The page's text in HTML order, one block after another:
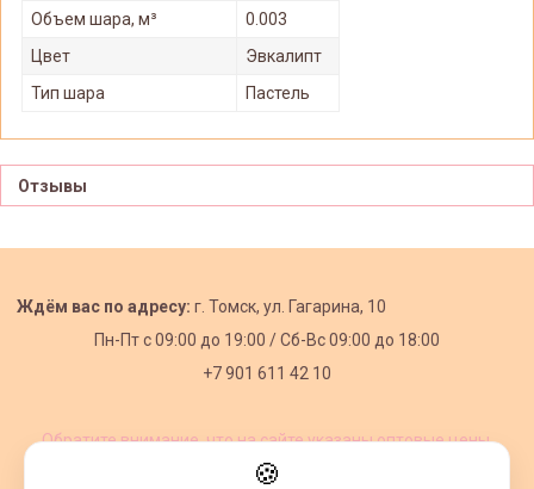
Объем шара, м³
0.003
Цвет
Эвкалипт
Тип шара
Пастель
Отзывы
Ждём вас по адресу: г. Томск, ул. Гагарина, 10
Пн-Пт с09:00 до 19:00 /Сб-Вс 09:00 до 18:00
+7 901 611 42 10
Обратите внимание, что на сайте указаны оптовые цены,
🍪